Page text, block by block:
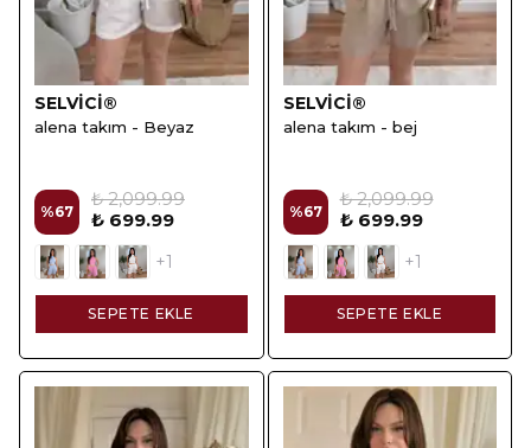
SELVİCİ®
alena takım - Beyaz
%67
₺ 2,099.99
₺ 699.99
+1
SEPETE EKLE
SELVİCİ®
alena takım - bej
%67
₺ 2,099.99
₺ 699.99
+1
SEPETE EKLE